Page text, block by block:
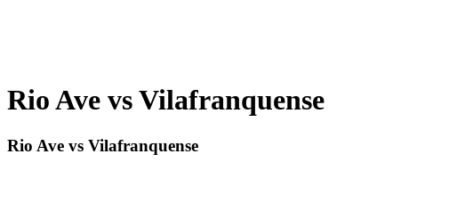
Rio Ave vs Vilafranquense
Rio Ave vs Vilafranquense